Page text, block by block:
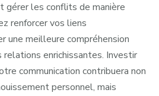
gérer les conflits de manière
renforcer vos liens
une meilleure compréhension
enrichissantes. Investir
communication contribuera non
personnel, mais